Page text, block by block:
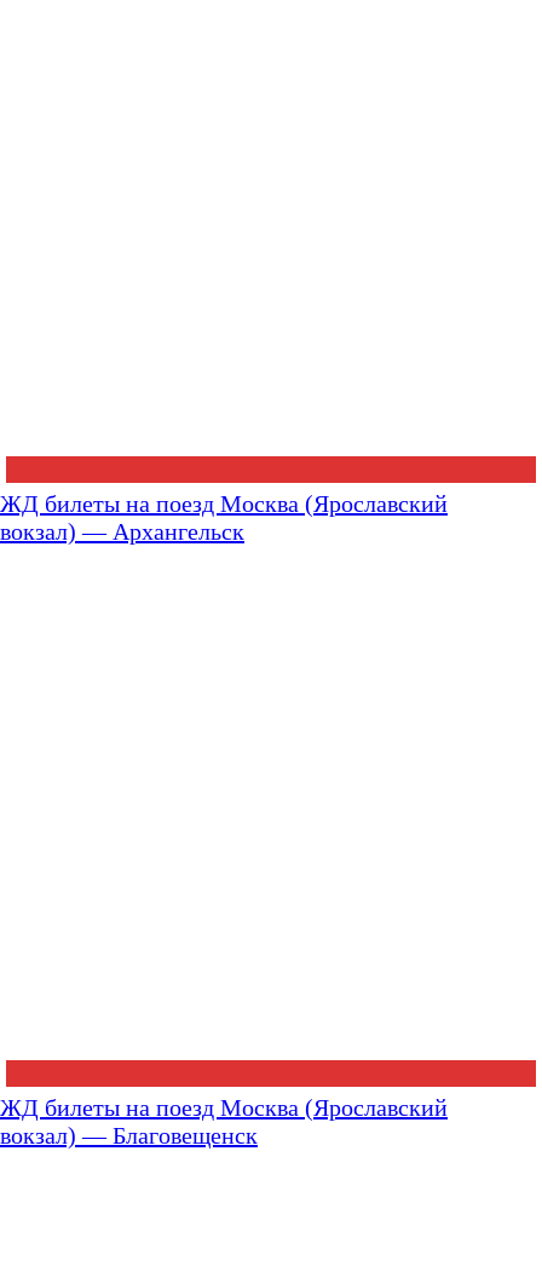
ЖД билеты на поезд Москва (Ярославский
вокзал) — Архангельск
ЖД билеты на поезд Москва (Ярославский
вокзал) — Благовещенск